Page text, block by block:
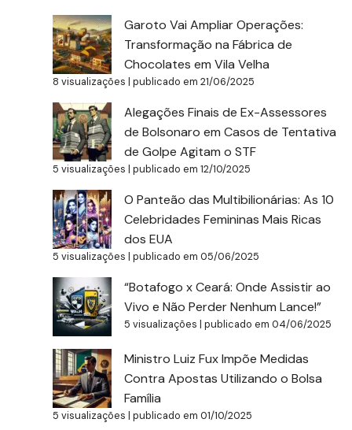
Garoto Vai Ampliar Operações:
Transformação na Fábrica de
Chocolates em Vila Velha
8 visualizações |publicado em 21/06/2025
Alegações Finais de Ex-Assessores
de Bolsonaro em Casos de Tentativa
de Golpe Agitam o STF
5 visualizações |publicado em 12/10/2025
O Panteão das Multibilionárias: As 10
Celebridades Femininas Mais Ricas
dos EUA
5 visualizações |publicado em 05/06/2025
“Botafogo x Ceará: Onde Assistir ao
Vivo e Não Perder Nenhum Lance!”
5 visualizações |publicado em 04/06/2025
Ministro Luiz Fux Impõe Medidas
Contra Apostas Utilizando o Bolsa
Família
5 visualizações |publicado em 01/10/2025